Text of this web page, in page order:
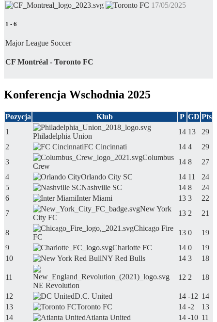
17/05/2025
1 - 6
Major League Soccer
CF Montréal - Toronto FC
Konferencja Wschodnia 2025
Pozycja Klub P GD Pts
1
Philadelphia Union
14 13
29
2
FC Cincinnati 14 4
29
3
Columbus
Crew
14 8
27
4
Orlando City SC 14 11
24
5
Nashville SC 14 8
24
6
Inter Miami 13 3
22
7
New York
City FC
13 2 21
8
Chicago Fire
FC
13 0
19
9
Charlotte FC 14 0
19
10
NY Red Bulls 14 3 18
11
NE Revolution
12 2 18
12 D.C. United 14 -12 14
13
Toronto FC 14 -2
13
14
Atlanta United 14 -10 11